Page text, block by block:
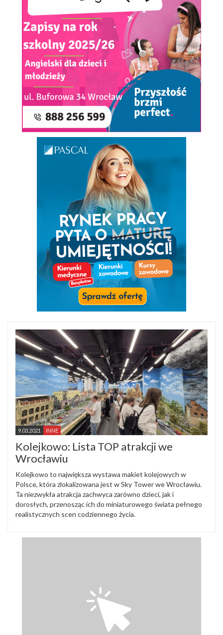
9.03.2021 INNE
Kolejkowo: Lista TOP atrakcji we
Wrocławiu
Kolejkowo to największa wystawa makiet kolejowych w
Polsce, która zlokalizowana jest w Sky Tower we Wrocławiu.
Ta niezwykła atrakcja zachwyca zarówno dzieci, jak i
dorosłych, przenosząc ich do miniaturowego świata pełnego
realistycznych scen codziennego życia.